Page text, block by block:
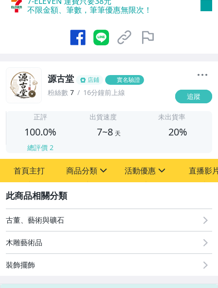
不限金額、筆數，筆筆優惠無限次！
源古堂 店鋪 實名驗證
粉絲數 7 16分鐘前上線 追蹤
正評
100.0%
總評價 2
出貨速度
7~8 天
未出貨率
20%
首頁主打 商品分類
其它
活動優惠
[全店] 周年慶
[全店] 粉絲專享
直播影
古董、藝術與礦石
木雕藝術品
裝飾擺飾